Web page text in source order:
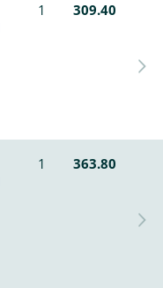
1 309.40
1 363.80